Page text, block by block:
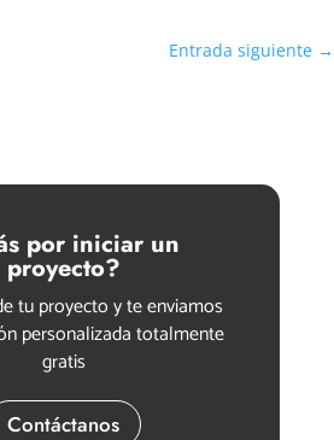
Entrada siguiente →
por iniciar un
proyecto?
tu proyecto y te enviamos
personalizada totalmente
gratis
Contáctanos